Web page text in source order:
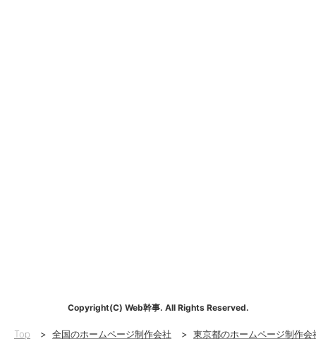
Copyright(C) Web幹事. All Rights Reserved.
Top > 全国のホームページ制作会社 > 東京都のホームページ制作会